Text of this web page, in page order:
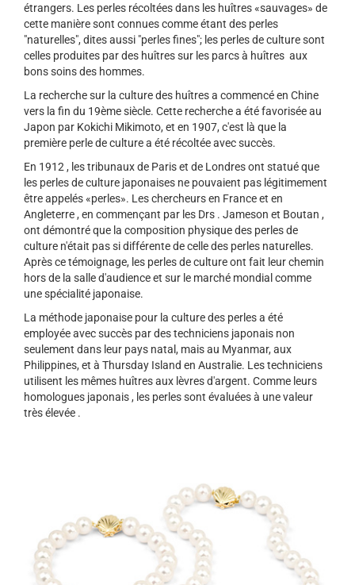
étrangers. Les perles récoltées dans les huîtres «sauvages» de
cette manière sont connues comme étant des perles
"naturelles", dites aussi "perles fines"; les perles de culture sont
celles produites par des huîtres sur les parcs à huîtres aux
bons soins des hommes.
La recherche sur la culture des huîtres a commencé en Chine
vers la fin du 19ème siècle. Cette recherche a été favorisée au
Japon par Kokichi Mikimoto, et en 1907, c'est là que la
première perle de culture a été récoltée avec succès.
En 1912 , les tribunaux de Paris et de Londres ont statué que
les perles de culture japonaises ne pouvaient pas légitimement
être appelés «perles». Les chercheurs en France et en
Angleterre , en commençant par les Drs . Jameson et Boutan ,
ont démontré que la composition physique des perles de
culture n'était pas si différente de celle des perles naturelles.
Après ce témoignage, les perles de culture ont fait leur chemin
hors de la salle d'audience et sur ​​le marché mondial comme
une spécialité japonaise.
La méthode japonaise pour la culture des perles a été
employée avec succès par des techniciens japonais non
seulement dans leur pays natal, mais au Myanmar, aux
Philippines, et à Thursday Island en Australie. Les techniciens
utilisent les mêmes huîtres aux lèvres d'argent. Comme leurs
homologues japonais , les perles sont évaluées à une valeur
très élevée .